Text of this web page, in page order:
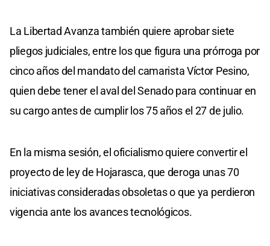
La Libertad Avanza también quiere aprobar siete
pliegos judiciales, entre los que figura una prórroga por
cinco años del mandato del camarista Víctor Pesino,
quien debe tener el aval del Senado para continuar en
su cargo antes de cumplir los 75 años el 27 de julio.
En la misma sesión, el oficialismo quiere convertir el
proyecto de ley de Hojarasca, que deroga unas 70
iniciativas consideradas obsoletas o que ya perdieron
vigencia ante los avances tecnológicos.